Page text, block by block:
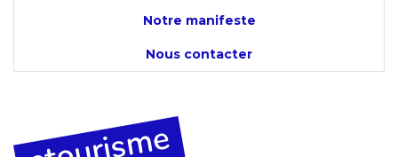
Notre manifeste
Nous contacter